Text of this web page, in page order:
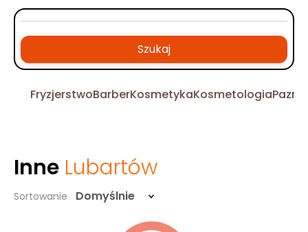
Szukaj
FryzjerstwoBarberKosmetykaKosmetologia
Inne Lubartów
Sortowanie Domyślnie